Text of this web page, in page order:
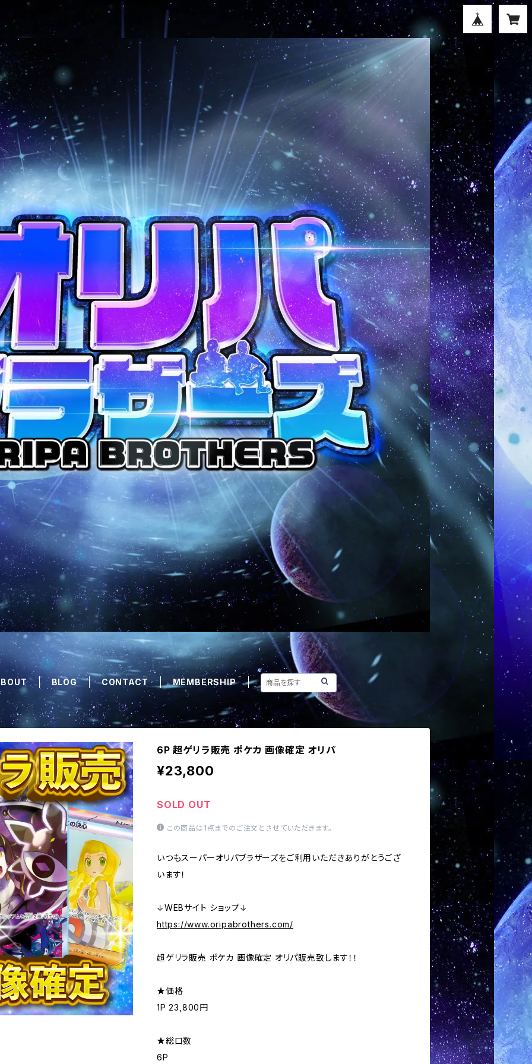
BLOG CONTACT MEMBERSHIP
6P 超ゲリラ販売 ポケカ 画像確定 オリパ
¥23,800
SOLD OUT
この商品は1点までのご注文とさせていただきます。
いつもスーパーオリパブラザーズをご利用いただきありがとうござ
います！
↓WEBサイト ショップ↓
https://www.oripabrothers.com/
超ゲリラ販売 ポケカ 画像確定 オリパ販売致します！！
★価格
1P 23,800円
★総口数
6P